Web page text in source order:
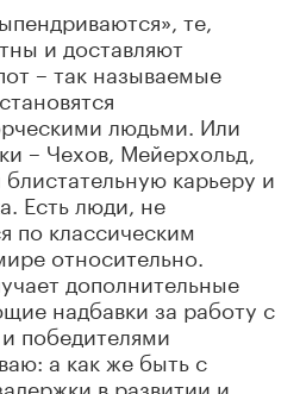
те,
и доставляют
– так называемые
людьми. Или
– Чехов, Мейерхольд,
карьеру и
Есть люди, не
по классическим
относительно.
дополнительные
надбавки за работу с
победителями
а как же быть с
в развитии и